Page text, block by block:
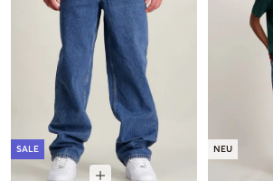
SALE NEU